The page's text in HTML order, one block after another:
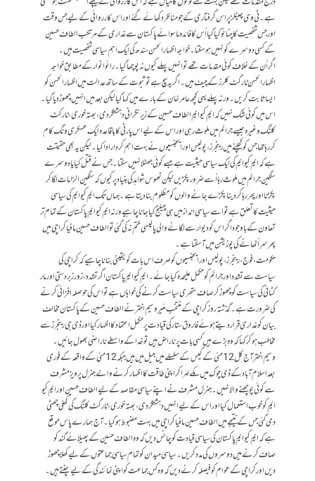
ہے۔ ٹی وی چینلز پر اس گرفتاری کے جو مناظر دکھائے گئے اور اس کارروائی کے لیے جس وقت
اور جس شخصیت کا چنائو کیا گیا اُس کا فائدہ ماسوائے پاکستان سے غداری کے مرتکب الطاف حسین
کے کسی دوسرے کو نہیں ہو سکتا۔ خواجہ اظہار الحسن سندھ کی ایک اہم سیاسی شخصیت ہیں۔
اگر اُن کے خلاف کوئی مقدمات تھے تو انہیں پہلے کیوں نہ پوچھا گیا۔ رائو انوار کے مطابق خواجہ
اظہار الحسن ٹارگٹ کلرز کے چیف ہیں۔ اگر یہ سچ ہے تو ثبوت کے ساتھ عدالت میں اظہار الحسن کو
ایسا ثابت کریں۔ ورنہ پہلے یہی کچھ عامر خان کے بارے میں کہا گیا لیکن بعد میں انہیں چھوڑ دیا گیا۔
اس میں کوئی شک نہیں کہ ایم کیو ایم الطاف حسین کے زیر نگرانی دہشتگردی، بھتہ خوری، ٹارکٹ
کلنگ وغیرہ جیسے جرائم میں ملوث رہی اور اس کے لیے اس پارٹی کا باقاعدہ ایک عسکری ونگ کام
کر رہا تھا جس کو کچلنے میں رینجرز، پولیس اور ایجنسیوں نے بہت اہم کر دار ادا کیا۔ لیکن یہ بھی حقیقت
ہے کہ ایم کیو ایم کی ایک سیاسی حیثیت ہے جسے کوئی جھٹلا نہیں سکتا۔ جس نے قتل کیایا دوسرے
سنگین جرائم میں ملوث رہا اُسے ضرور پکڑیں لیکن ٹھوس شواہد کی بنیاد پر کیوں کہ سنگین الزامات لگا کر
پکڑنا اور پھر رہا کر دینا پکڑے جانے والوں کو مظلوم بنا دیتا ہے۔ جہاں تک ایم کیو ایم کی سیاسی
حیثیت کا تعلق ہے تو اسے سیاسی انداز میں ہی چیلنج کیا جانا چاہیے ورنہ ایم کیو ایم پاکستان کے تمام تر
تعاون کے باوجود اگر اس کو دیوار سے لگانے والی پالیسی ختم نہ کی گئی تو الطاف حسین مافیا کراچی میں
پھر سر اُٹھانے کی پوزیشن میں آ سکتا ہے۔
حکومت، فوج، رینجرز، پولیس اور ایجنسیوں کو صر ف اس بات کو یقینی بنانا چاہیے کہ کراچی کی
سیاست سے تشدد اور جرائم کو مکمل علیحدہ کیا جائے۔ ایم کیو ایم پاکستان اگر تشدد، زور زبردستی اور مار
کٹائی کی سیاست کو چھوڑ کر صاف ستھری سیاست کرنے کی خواہاں ہے تو اس کی حوصلہ افزائی کرنے
کی ضرورت ہے۔ گذشتہ روز کراچی کے منتخب مئیر وسیم اختر نے الطاف حسین کے پاکستان مخالف
بیان کو غداری قرار دیتے ہوئے فاروق ستار کی قیادت پر مکمل اعتماد کا اظہار کیا اور ڈی جی رینجرز سے
مخاطب ہو کر کہا کہ وہ بڑے ہیں کسی بات پر ناراض ہیں تو خدا کے واسطے ناراضی بھول جائیں۔
وسیم اختر آج کل 12 مئی کے کیس کے سلسلے میں جیل میں ہیں جبکہ 12 مئی کے واقعہ کے فوری
بعد اسلام آباد کے ڈی چوک میں مکے لہرا کر اپنی طاقت کا اظہار کرنے والے جنرل پرویز مشرف
سے کوئی پوچھنے والا نہیں۔ جنرل مشرف نے اپنے سیاسی مقاصد کے لیے الطاف حسین اور ایم کیو
ایم کو خوب استعمال کیا اور اس کے لیے انہیں دہشتگردی، بھتہ خوری، ٹارگٹ کلنگ کی کھلی چھٹی
دی گئی جس کے نتیجے میں الطاف حسین مافیا کراچی میں بہت مضبوط ہو گیا۔ آج ہمارے پاس موقع
ہے کہ ایم کیو ایم پاکستان کی سیاسی قیادت کو چانس دیں کہ وہ الطاف حسین کے پھیلائے گند کو
صاف کرنے میں دوسروں کی مدد کریں۔ سیاسی میدان کو تمام سیاسی جماعتوں کے لیے کھلا چھوڑ
دیں اور کراچی کے عوام کو فیصلہ کرنے دیں کہ وہ کس جماعت کو اپنی نمائندگی کے لیے چنتے ہیں۔